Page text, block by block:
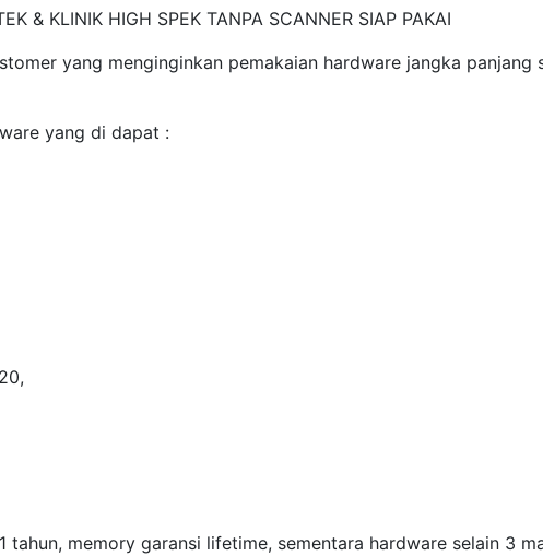
& KLINIK HIGH SPEK TANPA SCANNER SIAP PAKAI
yang menginginkan pemakaian hardware jangka
yang di dapat :
tahun, memory garansi lifetime, sementara hardware selain 3